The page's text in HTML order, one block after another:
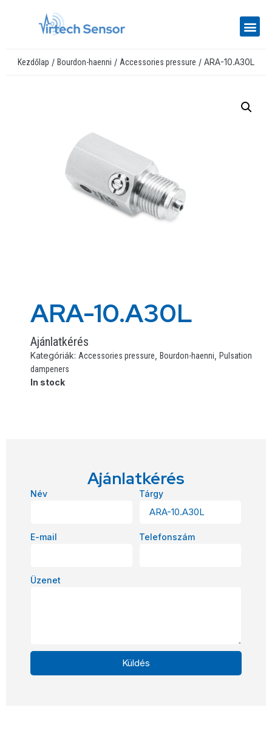
Kezdőlap / Bourdon-haenni / Accessories pressure / ARA-10.A30L
ARA-10.A30L
Ajánlatkérés
Kategóriák: Accessories pressure Bourdon-haenni
Pulsation
dampeners
In stock
Ajánlatkérés
Név Tárgy
E-mail Telefonszám
Üzenet
Küldés